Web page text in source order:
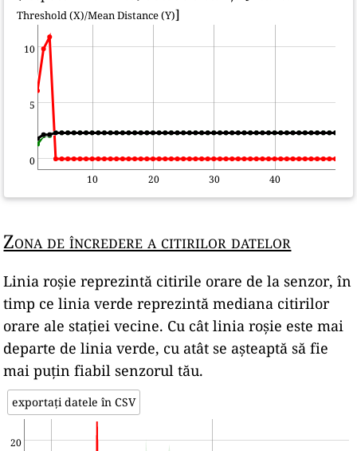
Threshold (X)/Mean Distance (Y)]
0
5
10
10 20 30 40
Zona de încredere a citirilor datelor
Linia roșie reprezintă citirile orare de la senzor, în
timp ce linia verde reprezintă mediana citirilor
orare ale stației vecine. Cu cât linia roșie este mai
departe de linia verde, cu atât se așteaptă să fie
mai puțin fiabil senzorul tău.
exportați datele în CSV
20